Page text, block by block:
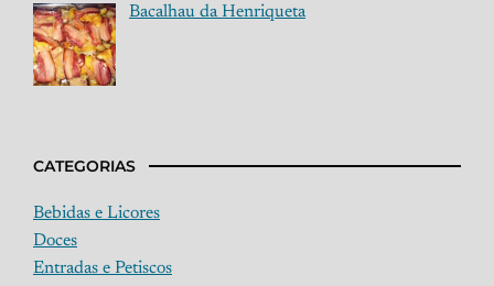
Bacalhau da Henriqueta
CATEGORIAS
Bebidas e Licores
Doces
Entradas e Petiscos